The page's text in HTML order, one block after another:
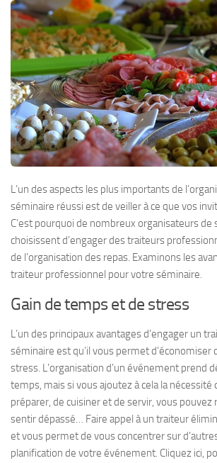
L’un des aspects les plus importants de
séminaire réussi est de veiller à ce que vos
C’est pourquoi de nombreux organisateurs de
choisissent d’engager des traiteurs
de l’organisation des repas. Examinons les
traiteur professionnel pour votre séminaire.
Gain de temps et de stress
L’un des principaux avantages d’engager un
séminaire est qu’il vous permet d’économiser
stress. L’organisation d’un événement prend
temps, mais si vous ajoutez à cela la nécessité
préparer, de cuisiner et de servir, vous
sentir dépassé… Faire appel à un traiteur
et vous permet de vous concentrer sur
planification de votre événement. Cliquez ici,